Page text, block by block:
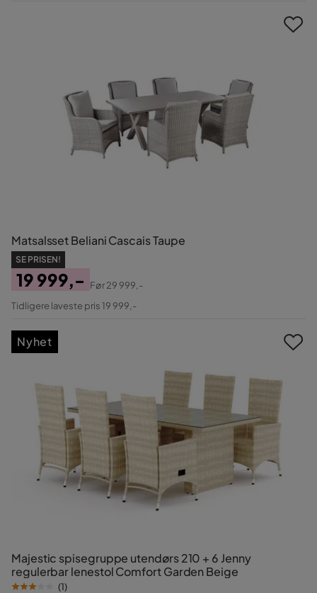
Matsalsset Beliani Cascais Taupe
SE PRISEN!
Pris
19 999,-
Original
Før29 999,-
Tidligere laveste pris 19 999,-
Majestic spisegruppe utendørs 210 + 6 Jenny
regulerbar lenestol Comfort Garden Beige
(1)
Nyhet